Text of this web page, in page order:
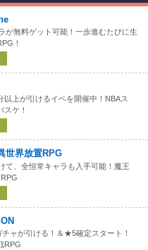
が無料ゲット可能！一歩進むたびに生
！
以上が引けるイベを開催中！NBAス
ケ！
世界放置RPG
て、全恒常キャラも入手可能！魔王
ャが引ける！＆★5確定スタート！
RPG